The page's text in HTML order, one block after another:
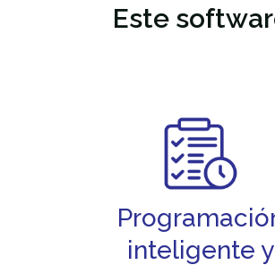
Este
inteligente y